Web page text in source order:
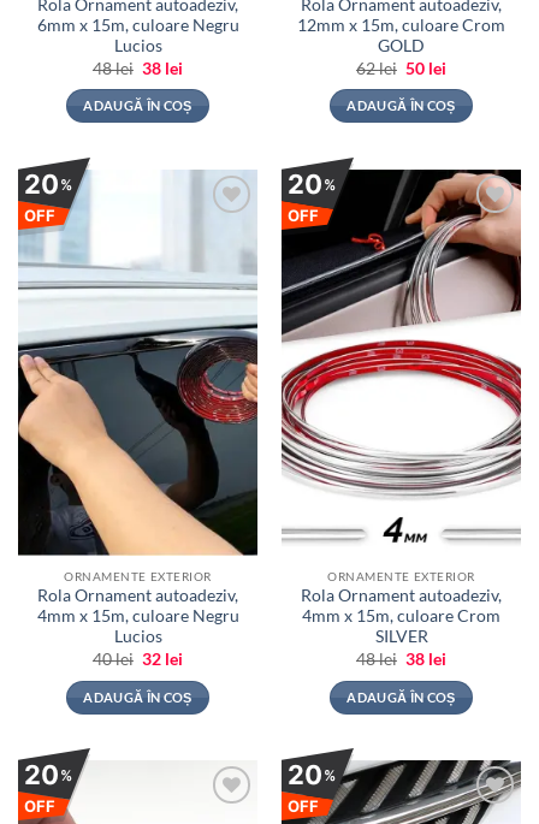
Rola Ornament autoadeziv,
6mm x 15m, culoare Negru
Lucios
48lei Prețul
a
fost:
48 lei.
38 lei
este:
38 lei.
ADAUGĂ ÎN COȘ
Rola Ornament autoadeziv,
12mm x 15m, culoare Crom
GOLD
62lei Prețul
a
fost:
62 lei.
50 lei
este:
50 lei.
ADAUGĂ ÎN COȘ
20%
OFF
ORNAMENTE EXTERIOR
Rola Ornament autoadeziv,
4mm x 15m, culoare Negru
Lucios
40lei Prețul
a
fost:
40 lei.
32 lei
este:
32 lei.
ADAUGĂ ÎN COȘ
20%
OFF
Adauga
la
favorite
ORNAMENTE EXTERIOR
Rola Ornament autoadeziv,
4mm x 15m, culoare Crom
SILVER
48lei Prețul
a
fost:
48 lei.
38 lei
este:
38 lei.
ADAUGĂ ÎN COȘ
20%
OFF
20%
OFF
Adauga